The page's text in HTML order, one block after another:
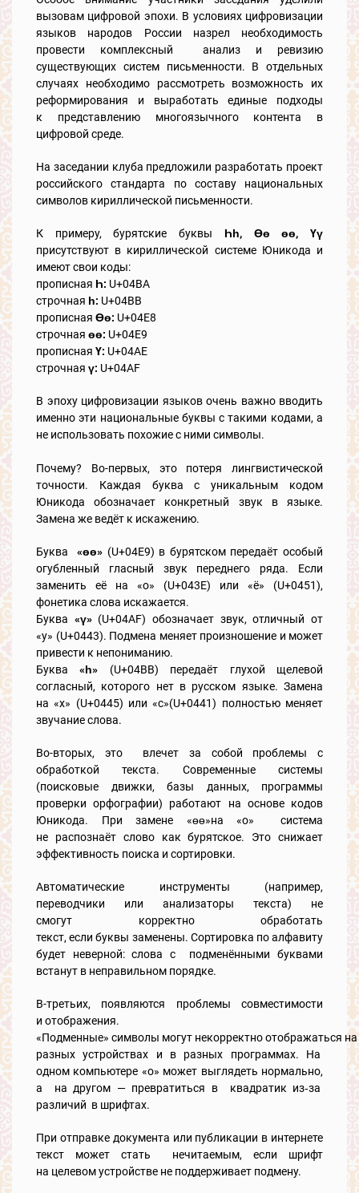
вызовам цифровой эпохи. В условиях цифровизации
языков народов России назрел необходимость
провести комплексный анализ и ревизию
существующих систем письменности. В отдельных
случаях необходимо рассмотреть возможность их
реформирования и выработать единые подходы
к представлению многоязычного контента в
цифровой среде.
На заседании клуба предложили разработать проект
российского стандарта по составу национальных
символов кириллической письменности.
К примеру, бурятские буквы Һһ, Өө өө, Үү
присутствуют в кириллической системе Юникода и
имеют свои коды:
прописная Һ: U+04BA
строчная һ: U+04BB
прописная Өө: U+04E8
строчная өө: U+04E9
прописная Ү: U+04AE
строчная ү: U+04AF
В эпоху цифровизации языков очень важно вводить
именно эти национальные буквы с такими кодами, а
не использовать похожие с ними символы.
Почему? Во-первых, это потеря лингвистической
точности. Каждая буква с уникальным кодом
Юникода обозначает конкретный звук в языке.
Замена же ведёт к искажению.
Буква«өө» (U+04E9) в бурятском передаёт особый
огубленный гласный звук переднего ряда. Если
заменить её на «о» (U+043E) или «ё» (U+0451),
фонетика слова искажается.
Буква «ү»(U+04AF) обозначает звук, отличный от
«у» (U+0443). Подмена меняет произношение и может
привести к непониманию.
Буква«һ» (U+04BB) передаёт глухой щелевой
согласный, которого нет в русском языке. Замена
на «х» (U+0445) или «с»(U+0441) полностью меняет
звучание слова.
Во-вторых, это влечет за собой проблемы с
обработкой текста. Современные системы
(поисковые движки, базы данных, программы
проверки орфографии) работают на основе кодов
Юникода. При замене «өө»на «о» система
не распознаёт слово как бурятское. Это снижает
эффективность поиска и сортировки.
Автоматические инструменты (например,
переводчики или анализаторы текста) не
смогут корректно обработать
текст, если буквы заменены. Сортировка по алфавиту
будет неверной: слова с подменёнными буквами
встанут в неправильном порядке.
В-третьих, появляются проблемы совместимости
и отображения.
«Подменные» символы могут некорректно отображаться на
разных устройствах и в разных программах. На
одном компьютере «о» может выглядеть нормально,
а на другом — превратиться в квадратик из‑за
различий в шрифтах.
При отправке документа или публикации в интернете
текст может стать нечитаемым, если шрифт
на целевом устройстве не поддерживает подмену.